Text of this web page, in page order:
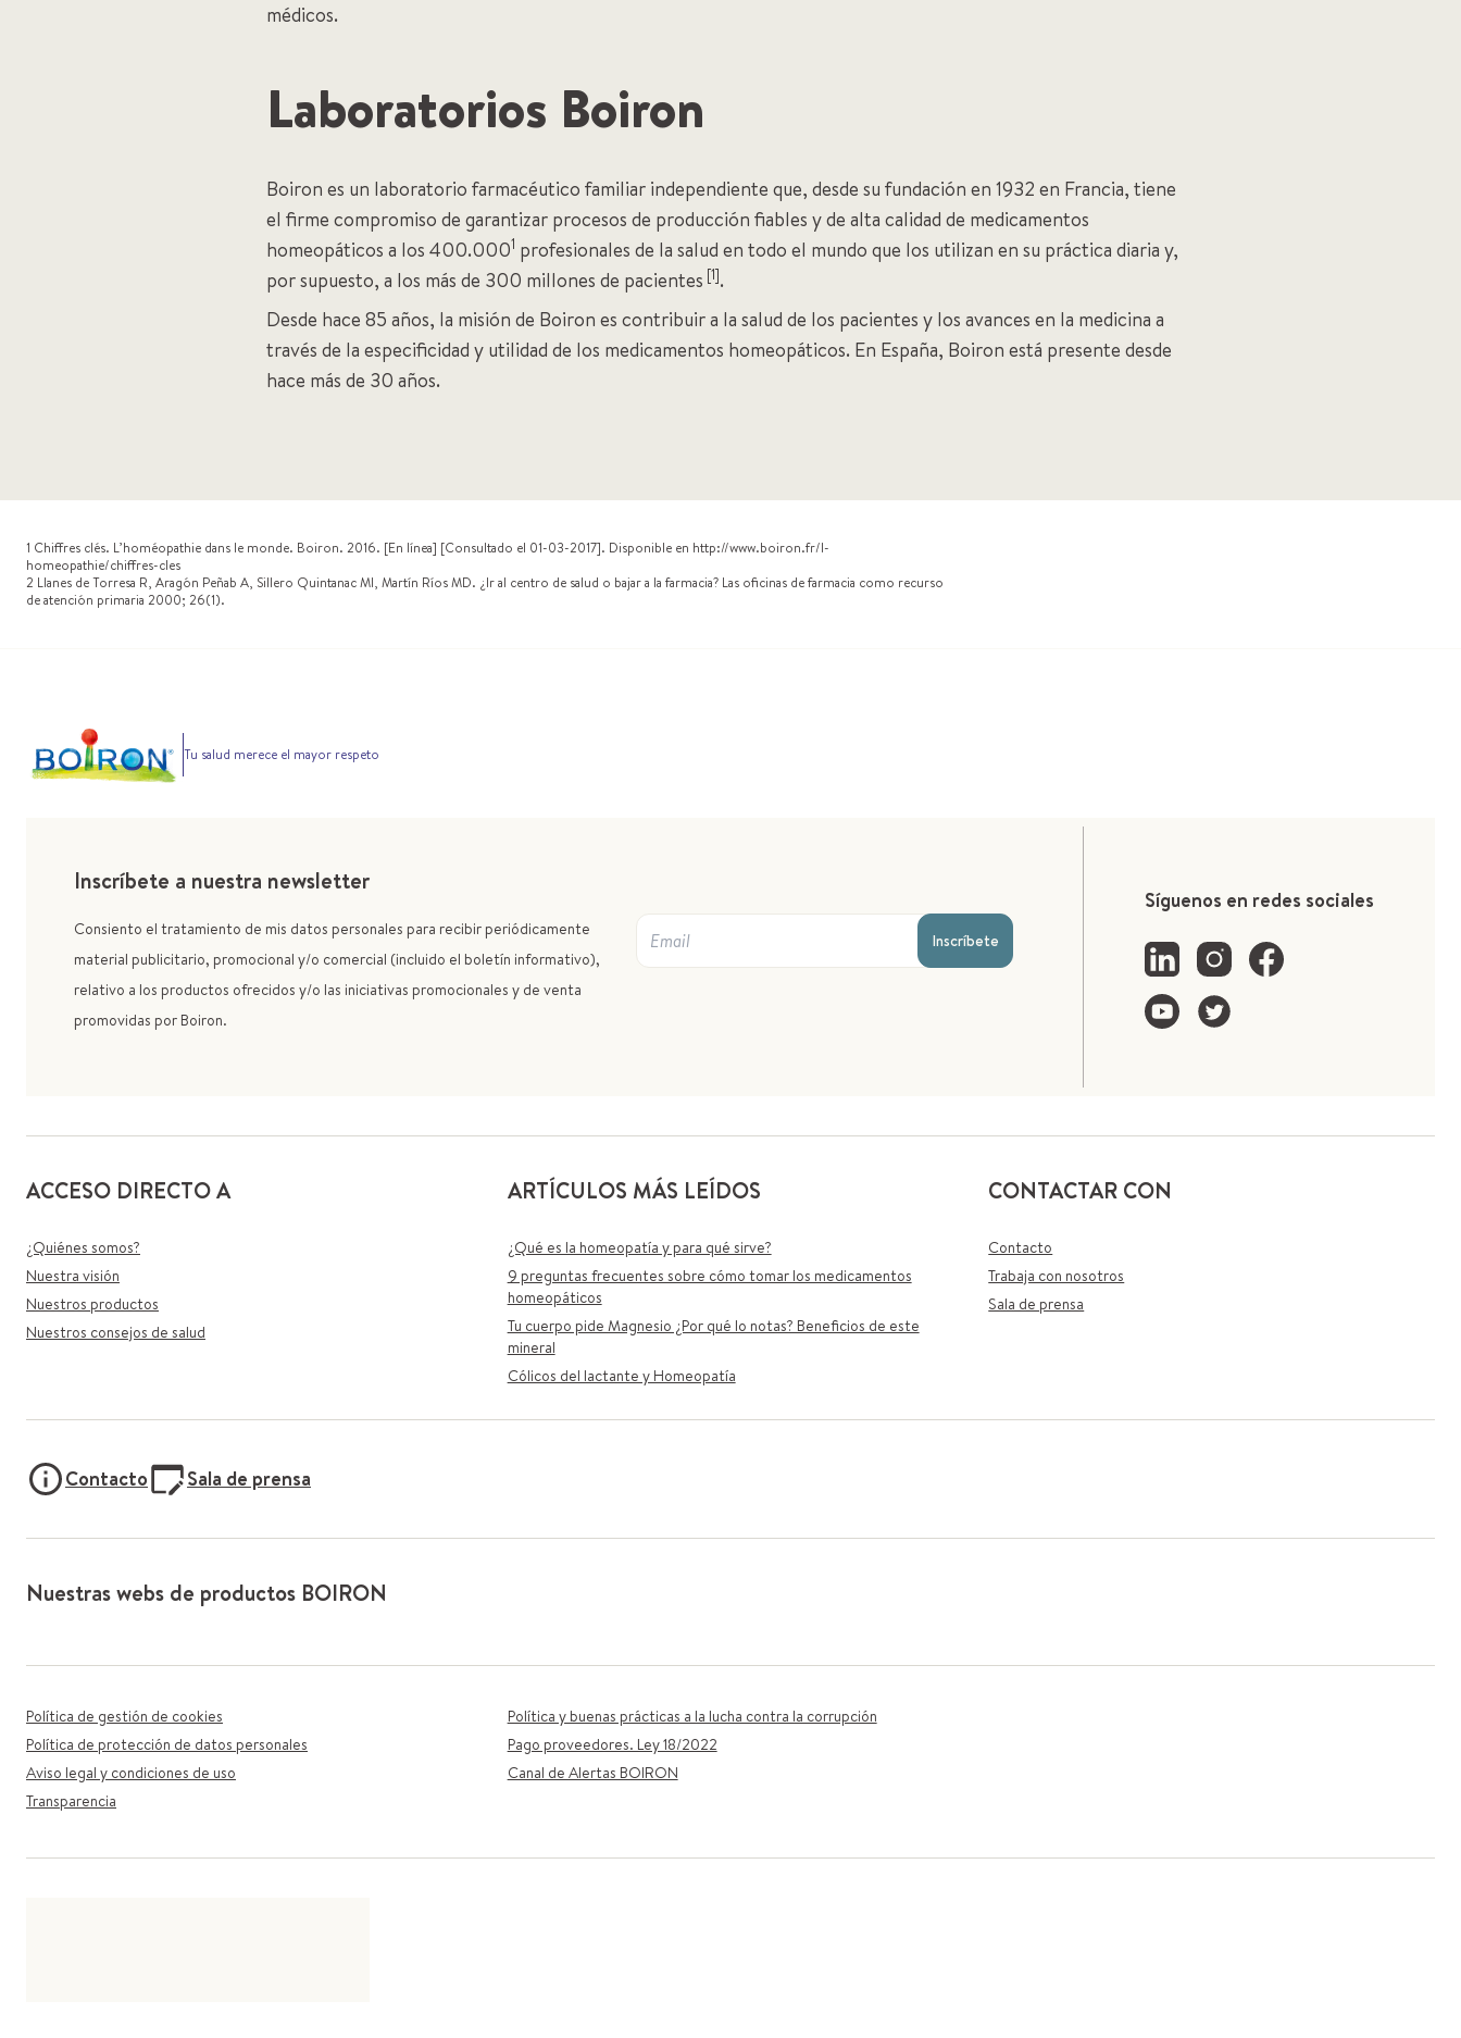
médicos.
Laboratorios Boiron
Boiron es un laboratorio farmacéutico familiar independiente que, desde su fundación en 1932 en Francia, tiene
el firme compromiso de garantizar procesos de producción fiables y de alta calidad de medicamentos
homeopáticos a los 400.0001 profesionales de la salud en todo el mundo que los utilizan en su práctica diaria y,
por supuesto, a los más de 300 millones de pacientes [1].
Desde hace 85 años, la misión de Boiron es contribuir a la salud de los pacientes y los avances en la medicina a
través de la especificidad y utilidad de los medicamentos homeopáticos. En España, Boiron está presente desde
hace más de 30 años.
1 Chiffres clés. L’homéopathie dans le monde. Boiron. 2016. [En línea] [Consultado el 01-03-2017]. Disponible en http://www.boiron.fr/l-
homeopathie/chiffres-cles
2 Llanes de Torresa R, Aragón Peñab A, Sillero Quintanac MI, Martín Ríos MD. ¿Ir al centro de salud o bajar a la farmacia? Las oficinas de farmacia como recurso
de atención primaria 2000; 26(1).
Tu salud merece el mayor respeto
Inscríbete a nuestra newsletter
Consiento el tratamiento de mis datos personales para recibir periódicamente
material publicitario, promocional y/o comercial (incluido el boletín informativo),
relativo a los productos ofrecidos y/o las iniciativas promocionales y de venta
promovidas por Boiron.
Inscríbete
Síguenos en redes sociales
ACCESO DIRECTO A
¿Quiénes somos?
Nuestra visión
Nuestros productos
Nuestros consejos de salud
ARTÍCULOS MÁS LEÍDOS
¿Qué es la homeopatía y para qué sirve?
9 preguntas frecuentes sobre cómo tomar los medicamentos
homeopáticos
Tu cuerpo pide Magnesio ¿Por qué lo notas? Beneficios de este
mineral
Cólicos del lactante y Homeopatía
CONTACTAR CON
Contacto
Trabaja con nosotros
Sala de prensa
Contacto Sala de prensa
Nuestras webs de productos BOIRON
Política de gestión de cookies
Política de protección de datos personales
Aviso legal y condiciones de uso
Transparencia
Política y buenas prácticas a la lucha contra la corrupción
Pago proveedores. Ley 18/2022
Canal de Alertas BOIRON